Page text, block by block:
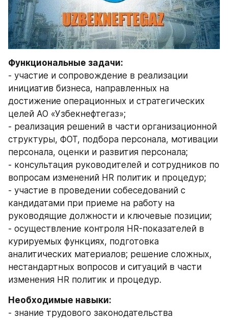
Функциональные задачи:
- участие и сопровождение в реализации
инициатив бизнеса, направленных на
достижение операционных и стратегических
целей АО «Узбекнефтегаз»;
- реализация решений в части организационной
структуры, ФОТ, подбора персонала, мотивации
персонала, оценки и развития персонала;
- консультация руководителей и сотрудников по
вопросам изменений HR политик и процедур;
- участие в проведении собеседований с
кандидатами при приеме на работу на
руководящие должности и ключевые позиции;
- осуществление контроля HR-показателей в
курируемых функциях, подготовка
аналитических материалов; решение сложных,
нестандартных вопросов и ситуаций в части
изменения HR политик и процедур.
Необходимые навыки:
- знание трудового законодательства